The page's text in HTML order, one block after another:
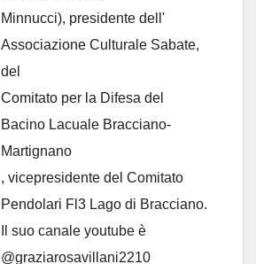
Minnucci), presidente dell'
Associazione Culturale Sabate,
del
Comitato per la Difesa del
Bacino Lacuale Bracciano-
Martignano
, vicepresidente del Comitato
Pendolari Fl3 Lago di Bracciano.
Il suo canale youtube è
@graziarosavillani2210